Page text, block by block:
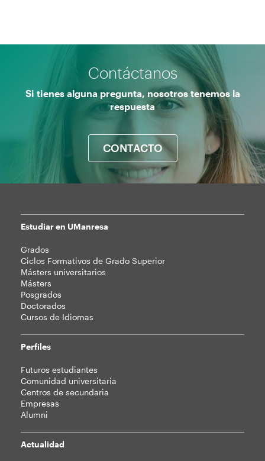
Contáctanos
Si tienes alguna pregunta, nosotros tenemos la
respuesta
CONTACTO
Mapa
web
Estudiar en UManresa
Grados
Ciclos Formativos de Grado Superior
Másters universitarios
Másters
Posgrados
Doctorados
Cursos de Idiomas
Perfiles
Futuros estudiantes
Comunidad universitaria
Centros de secundaria
Empresas
Alumni
Actualidad